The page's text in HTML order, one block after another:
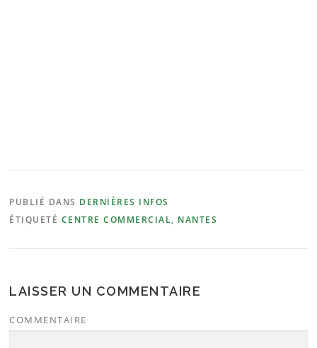
PUBLIÉ DANS DERNIÈRES INFOS
ÉTIQUETÉ CENTRE COMMERCIAL, NANTES
LAISSER UN COMMENTAIRE
COMMENTAIRE